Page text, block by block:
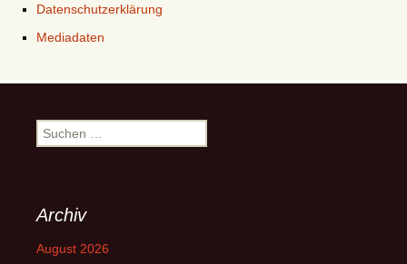
Datenschutzerklärung
Mediadaten
Suchen
nach:
Archiv
August 2026